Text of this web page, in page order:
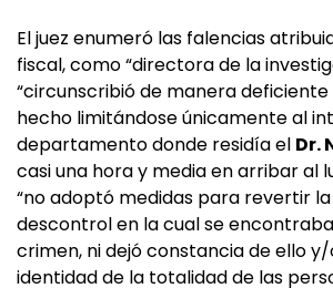
El juez enumeró las falencias
fiscal, como “directora de la
“circunscribió de manera
hecho limitándose únicamente al
departamento donde residía el Dr.
casi una hora y media en arribar al
“no adoptó medidas para revertir
descontrol en la cual se
crimen, ni dejó constancia de ello
identidad de la totalidad de las